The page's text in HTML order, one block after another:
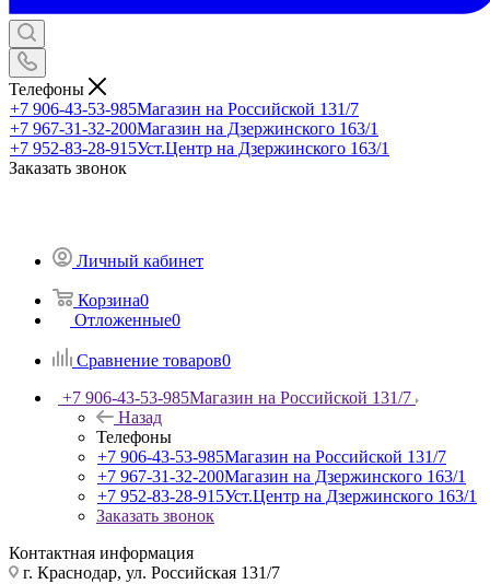
Телефоны
+7 906-43-53-985Магазин на Российской 131/7
+7 967-31-32-200Магазин на Дзержинского 163/1
+7 952-83-28-915Уст.Центр на Дзержинского 163/1
Заказать звонок
Личный кабинет
Корзина0
Отложенные0
Сравнение товаров0
+7 906-43-53-985Магазин на Российской 131/7
Назад
Телефоны
+7 906-43-53-985Магазин на Российской 131/7
+7 967-31-32-200Магазин на Дзержинского 163/1
+7 952-83-28-915Уст.Центр на Дзержинского 163/1
Заказать звонок
Контактная информация
г. Краснодар, ул. Российская 131/7